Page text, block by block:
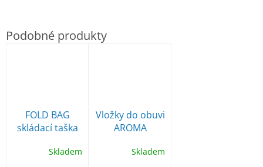
FOLD BAG
skládací taška
Skladem
Vložky do obuvi
AROMA
Skladem